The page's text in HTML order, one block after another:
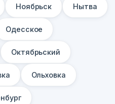
Ноябрьск Нытва
Одесское
Октябрьский
Ольховка